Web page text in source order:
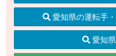
愛知県の運転手
愛知